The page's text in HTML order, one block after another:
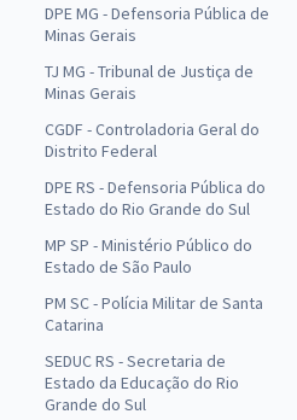
DPE MG - Defensoria Pública de
Minas Gerais
TJ MG - Tribunal de Justiça de
Minas Gerais
CGDF - Controladoria Geral do
Distrito Federal
DPE RS - Defensoria Pública do
Estado do Rio Grande do Sul
MP SP - Ministério Público do
Estado de São Paulo
PM SC - Polícia Militar de Santa
Catarina
SEDUC RS - Secretaria de
Estado da Educação do Rio
Grande do Sul